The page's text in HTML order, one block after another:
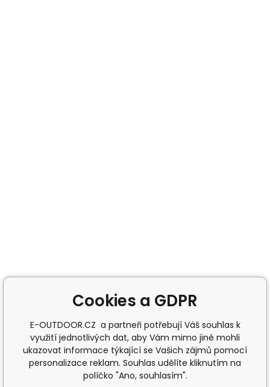
Cookies a GDPR
E-OUTDOOR.CZ a partneři potřebují Váš souhlas k
využití jednotlivých dat, aby Vám mimo jiné mohli
ukazovat informace týkající se Vašich zájmů pomocí
personalizace reklam. Souhlas udělíte kliknutím na
políčko "Ano, souhlasím".